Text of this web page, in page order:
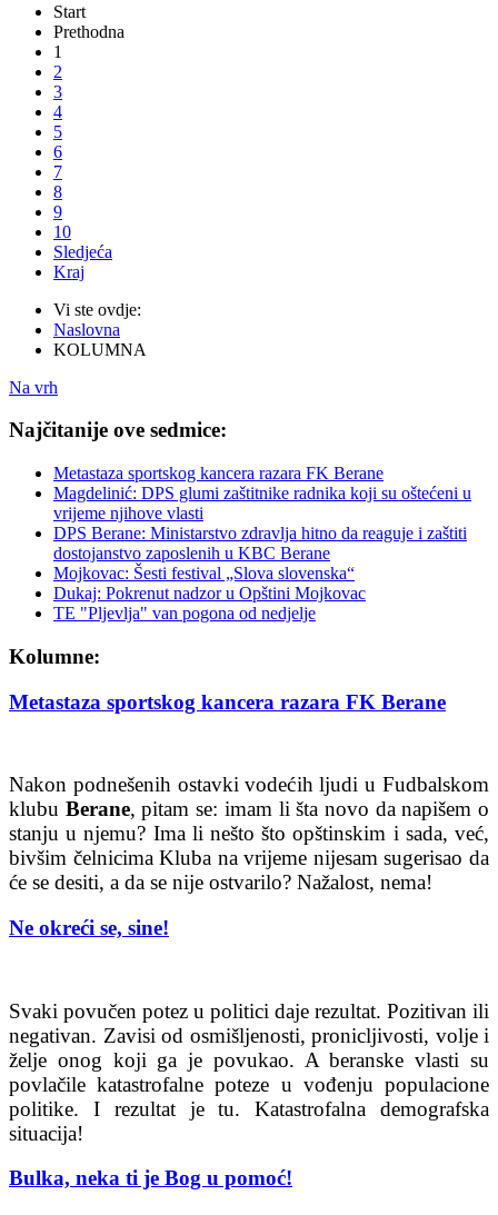
Start
Prethodna
1
2
3
4
5
6
7
8
9
10
Sledjeća
Kraj
Vi ste ovdje:
Naslovna
KOLUMNA
Na vrh
Najčitanije ove sedmice:
Metastaza sportskog kancera razara FK Berane
Magdelinić: DPS glumi zaštitnike radnika koji su oštećeni u
vrijeme njihove vlasti
DPS Berane: Ministarstvo zdravlja hitno da reaguje i zaštiti
dostojanstvo zaposlenih u KBC Berane
Mojkovac: Šesti festival „Slova slovenska“
Dukaj: Pokrenut nadzor u Opštini Mojkovac
TE "Pljevlja" van pogona od nedjelje
Kolumne:
Metastaza sportskog kancera razara FK Berane
Nakon podnešenih ostavki vodećih ljudi u Fudbalskom
klubu Berane, pitam se: imam li šta novo da napišem o
stanju u njemu? Ima li nešto što opštinskim i sada, već,
bivšim čelnicima Kluba na vrijeme nijesam sugerisao da
će se desiti, a da se nije ostvarilo? Nažalost, nema!
Ne okreći se, sine!
Svaki povučen potez u politici daje rezultat. Pozitivan ili
negativan. Zavisi od osmišljenosti, pronicljivosti, volje i
želje onog koji ga je povukao. A beranske vlasti su
povlačile katastrofalne poteze u vođenju populacione
politike. I rezultat je tu. Katastrofalna demografska
situacija!
Bulka, neka ti je Bog u pomoć!